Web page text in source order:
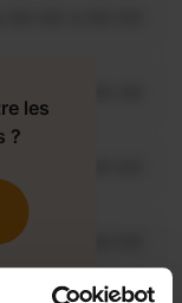
00:00 à 00:00
les
?